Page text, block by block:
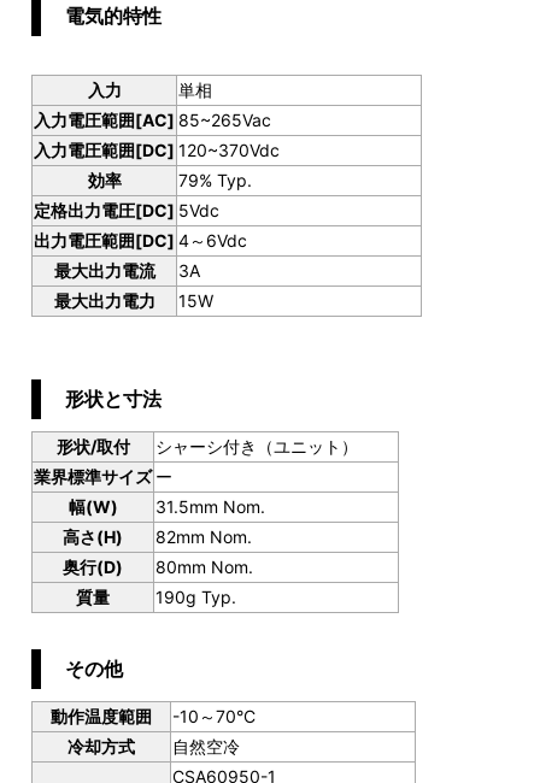
電気的特性
入力
単相
入力電圧範囲[AC] 85~265Vac
入力電圧範囲[DC] 120~370Vdc
効率
79% Typ.
定格出力電圧[DC] 5Vdc
出力電圧範囲[DC] 4～6Vdc
最大出力電流
3A
最大出力電力
15W
形状と寸法
形状/取付
シャーシ付き（ユニット）
業界標準サイズ ー
幅(W)
31.5mm Nom.
高さ(H)
82mm Nom.
奥行(D)
80mm Nom.
質量
190g Typ.
その他
動作温度範囲
-10～70°C
冷却方式
自然空冷
CSA60950-1